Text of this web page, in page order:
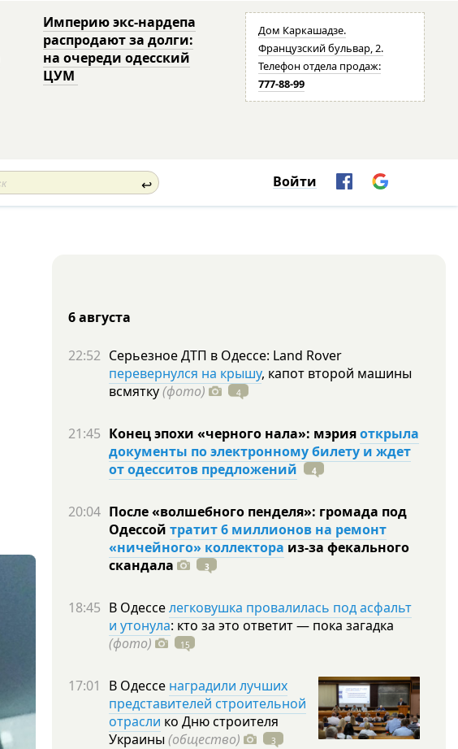
Империю экс-нардепа
распродают за долги:
на очереди одесский
ЦУМ
Дом Каркашадзе.
Французский бульвар, 2.
Телефон отдела продаж:
777-88-99
↩ Войти
6 августа
22:52 Серьезное ДТП в Одессе: Land Rover
перевернулся на крышу, капот второй машины
всмятку(фото) 4
21:45 Конец эпохи «черного нала»: мэрияоткрыла
документы по электронному билету и ждет
от одесситов предложений
4
20:04 После «волшебного пенделя»: громада под
Одессой тратит 6 миллионов на ремонт
«ничейного» коллектора из-за фекального
скандала
3
18:45 В Одесселегковушка провалилась под асфальт
и утонула: кто за это ответит — пока загадка
(фото)
15
17:01 В Одессе наградили лучших
представителей строительной
отрасли ко Дню строителя
Украины (общество) 3